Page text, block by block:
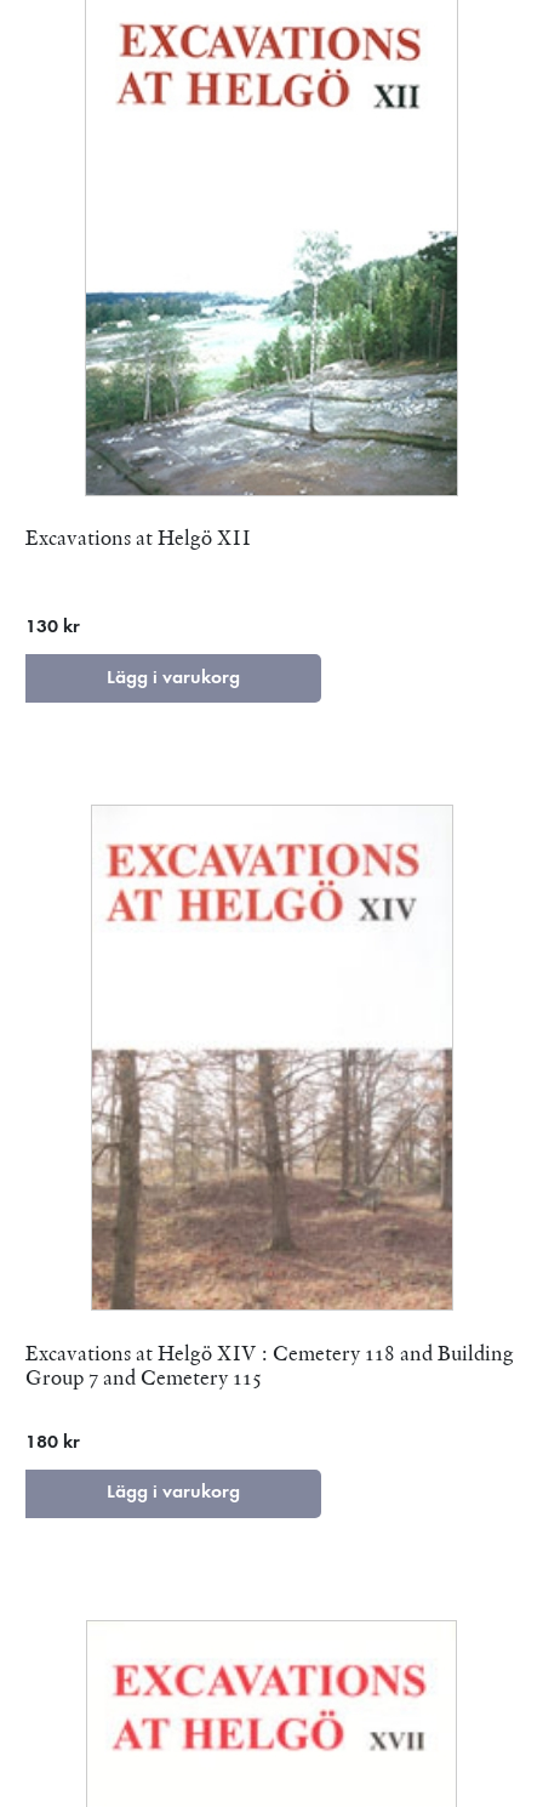
Excavations at Helgö XII
130 kr
Lägg i varukorg
Excavations at Helgö XIV : Cemetery 118 and Building
Group 7 and Cemetery 115
180 kr
Lägg i varukorg